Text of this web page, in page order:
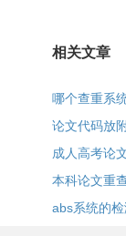
相关文章
哪个查重系
论文代码放
成人高考论
本科论文重
abs系统的